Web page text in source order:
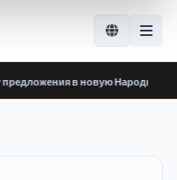
в новую Народную